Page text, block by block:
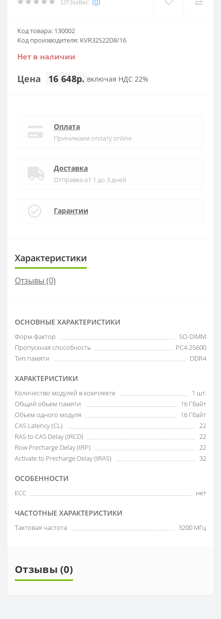
Код товара: 130002
Код производителя: KVR32S22D8/16
Нет в наличии
Цена 16 648р. включая НДС 22%
Оплата
Принимаем оплату online
Доставка
Отправка от 1 до 3 дней
Гарантии
Характеристики
Отзывы (0)
ОСНОВНЫЕ ХАРАКТЕРИСТИКИ
Форм-фактор
SO-DIMM
Пропускная способность
PC4-25600
Тип памяти
DDR4
ХАРАКТЕРИСТИКИ
Количество модулей в комплекте
1 шт.
Общий объем памяти
16 Гбайт
Объем одного модуля
16 Гбайт
CAS Latency (CL)
22
RAS to CAS Delay (tRCD)
22
Row Precharge Delay (tRP)
22
Activate to Precharge Delay (tRAS)
32
ОСОБЕННОСТИ
ECC нет
ЧАСТОТНЫЕ ХАРАКТЕРИСТИКИ
Тактовая частота 3200 МГц
Отзывы (0)